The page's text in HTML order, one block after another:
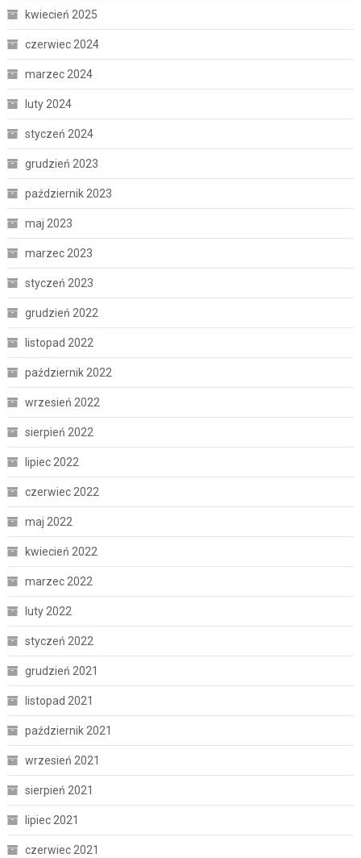
kwiecień 2025
czerwiec 2024
marzec 2024
luty 2024
styczeń 2024
grudzień 2023
październik 2023
maj 2023
marzec 2023
styczeń 2023
grudzień 2022
listopad 2022
październik 2022
wrzesień 2022
sierpień 2022
lipiec 2022
czerwiec 2022
maj 2022
kwiecień 2022
marzec 2022
luty 2022
styczeń 2022
grudzień 2021
listopad 2021
październik 2021
wrzesień 2021
sierpień 2021
lipiec 2021
czerwiec 2021